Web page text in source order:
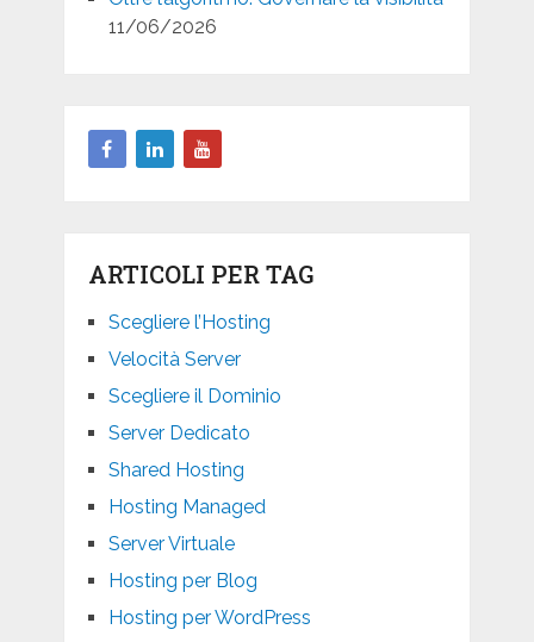
11/06/2026
ARTICOLI PER TAG
Scegliere l’Hosting
Velocità Server
Scegliere il Dominio
Server Dedicato
Shared Hosting
Hosting Managed
Server Virtuale
Hosting per Blog
Hosting per WordPress